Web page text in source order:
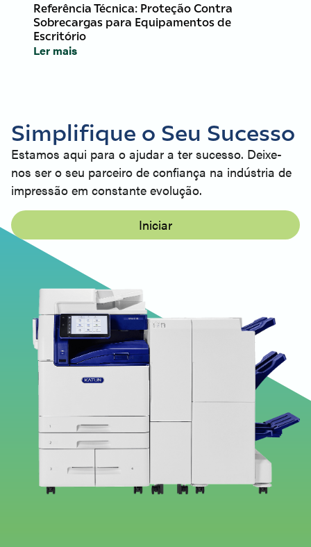
Referência Técnica: Proteção Contra
Sobrecargas para Equipamentos de
Escritório
Ler mais
Simplifique o Seu Sucesso
Estamos aqui para o ajudar a ter sucesso. Deixe-
nos ser o seu parceiro de confiança na indústria de
impressão em constante evolução.
Iniciar